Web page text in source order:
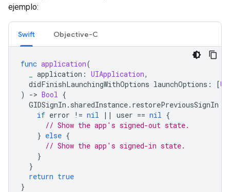
ejemplo:
Swift Objective-C
func application(
application : UIApplication,
didFinishLaunchingWithOptions launchOptions : [
)
-> Bool {
GIDSignIn . sharedInstance. restorePreviousSignIn
if error != nil || user == nil {
// Show the app's signed-out state.
} else {
// Show the app's signed-in state.
}
}
return true
}